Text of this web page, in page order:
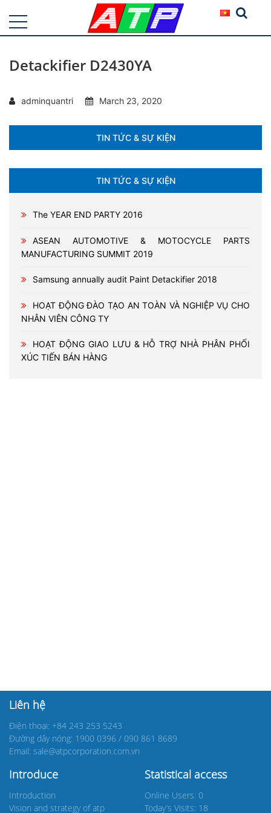
TIN TỨC & SỰ KIỆN
TIN TỨC & SỰ KIỆN
The YEAR END PARTY 2016
ASEAN AUTOMOTIVE & MOTOCYCLE PARTS
MANUFACTURING SUMMIT 2019
Samsung annually audit Paint Detackifier 2018
HOẠT ĐỘNG ĐÀO TẠO AN TOÀN VÀ NGHIỆP VỤ CHO
NHÂN VIÊN CÔNG TY
HOẠT ĐỘNG GIAO LƯU & HỖ TRỢ NHÀ PHÂN PHỐI
XÚC TIẾN BÁN HÀNG
Detackifier D2430YA
adminquantri March 23, 2020
Liên hệ
Điện thoại: +84 243 253 5243
Đường dây nóng: 1900 0396 / 090 861 8689
Email: sale@atpcorporation.com.vn
Introduce
Introduction
Vision and strategy of atp
Statistical access
Online Users: 0
Today’s Visits: 18